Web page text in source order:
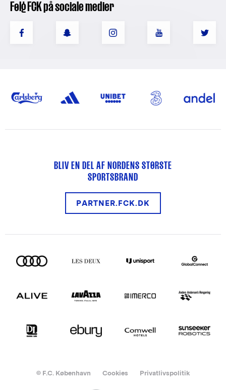
Følg FCK på sociale medier
BLIV EN DEL AF NORDENS STØRSTE
SPORTSBRAND
PARTNER.FCK.DK
© F.C. København Cookies Privatlivspolitik